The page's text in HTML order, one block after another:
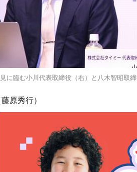
に臨む小川代表取締役（右）と八木智昭取締
藤原秀行）